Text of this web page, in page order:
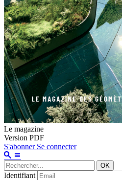
Le magazine
Version PDF
S'abonner Se connecter
OK
Identifiant